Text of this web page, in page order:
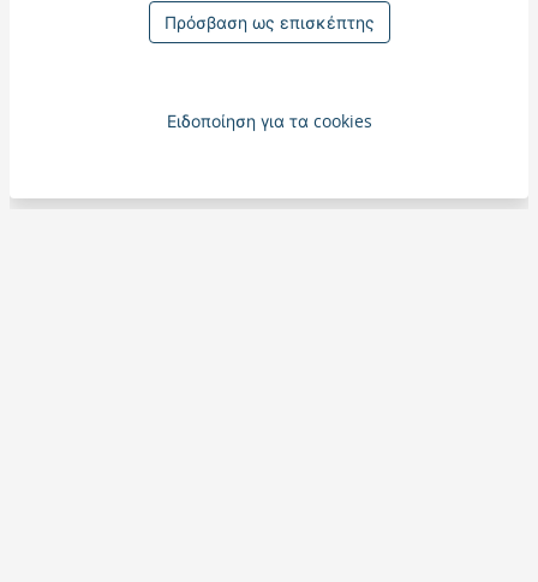
Πρόσβαση ως επισκέπτης
Ειδοποίηση για τα cookies